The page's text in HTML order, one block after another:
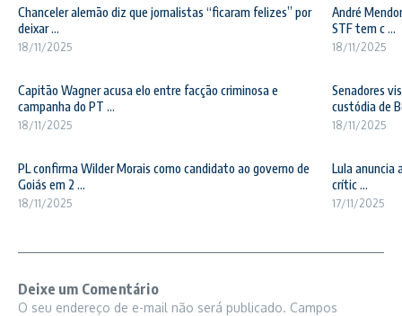
Chanceler alemão diz que jornalistas “ficaram felizes” por
deixar ...
18/11/2025
André
STF tem c ...
18/11/2025
Capitão Wagner acusa elo entre facção criminosa e
campanha do PT ...
18/11/2025
Senadores
custódia de
18/11/2025
PL confirma Wilder Morais como candidato ao governo de
Goiás em 2 ...
18/11/2025
Lula anuncia
crític ...
17/11/2025
Deixe um Comentário
O seu endereço de e-mail não será publicado. Campos